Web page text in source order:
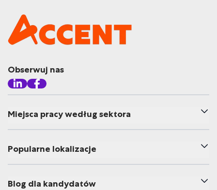
Obserwuj nas
Miejsca pracy według sektora
Popularne lokalizacje
Blog dla kandydatów